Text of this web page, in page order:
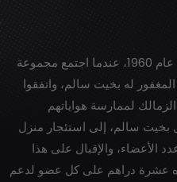
يعود تاريخ تأسيس نادي الوصل إلى عام 1960، عندما اجتمع مجموعة
له بخيت سالم، واتفقوا
لممارسة هواياتهم
بخيت سالم، إلى استئجار منزل
الأعضاء، والإقبال على هذا
عشرة دراهم على كل عضو لدعم